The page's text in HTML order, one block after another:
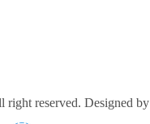
right reserved. Designed by